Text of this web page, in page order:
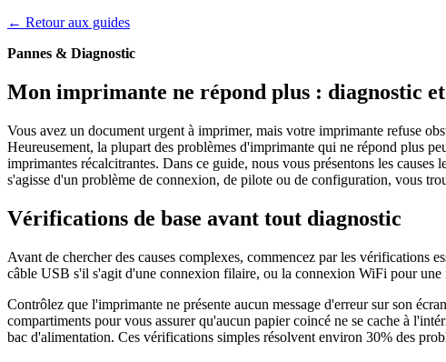
← Retour aux guides
Pannes & Diagnostic
Mon imprimante ne répond plus : diagnostic
Vous avez un document urgent à imprimer, mais votre imprimante refuse
Heureusement, la plupart des problèmes d'imprimante qui ne répond plus
imprimantes récalcitrantes. Dans ce guide, nous vous présentons les
s'agisse d'un problème de connexion, de pilote ou de configuration, vous
Vérifications de base avant tout diagnostic
Avant de chercher des causes complexes, commencez par les vérifications
câble USB s'il s'agit d'une connexion filaire, ou la connexion WiFi pour une
Contrôlez que l'imprimante ne présente aucun message d'erreur sur son
compartiments pour vous assurer qu'aucun papier coincé ne se cache à
bac d'alimentation. Ces vérifications simples résolvent environ 30% des